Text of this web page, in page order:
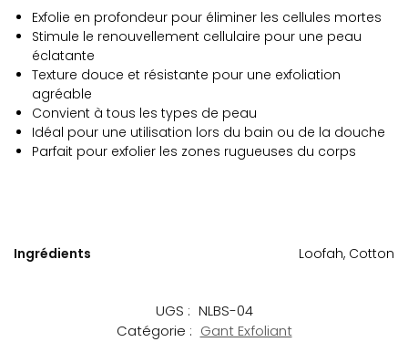
Exfolie en profondeur pour éliminer les cellules mortes
Stimule le renouvellement cellulaire pour une peau
éclatante
Texture douce et résistante pour une exfoliation
agréable
Convient à tous les types de peau
Idéal pour une utilisation lors du bain ou de la douche
Parfait pour exfolier les zones rugueuses du corps
Ingrédients Loofah, Cotton
UGS : NLBS-04
Catégorie : Gant Exfoliant